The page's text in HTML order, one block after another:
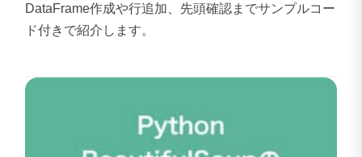
DataFrame作成や行追加、先頭確認までサンプルコー
ド付きで紹介します。